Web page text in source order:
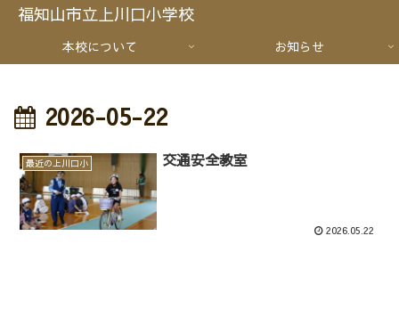
福知山市立上川口小学校
本校について お知らせ
2026-05-22
最近の上川口小 交通安全教室
2026.05.22